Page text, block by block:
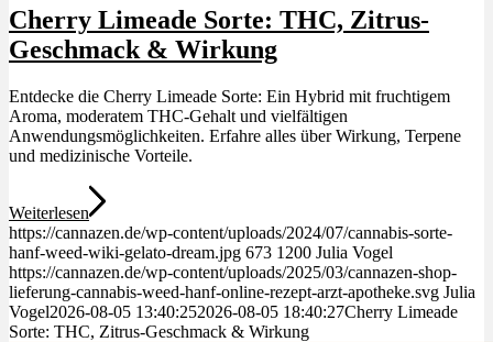
Cherry Limeade Sorte: THC, Zitrus-
Geschmack & Wirkung
Entdecke die Cherry Limeade Sorte: Ein Hybrid mit fruchtigem
Aroma, moderatem THC-Gehalt und vielfältigen
Anwendungsmöglichkeiten. Erfahre alles über Wirkung, Terpene
und medizinische Vorteile.
Weiterlesen
https://cannazen.de/wp-content/uploads/2024/07/cannabis-sorte-
hanf-weed-wiki-gelato-dream.jpg 673 1200 Julia Vogel
https://cannazen.de/wp-content/uploads/2025/03/cannazen-shop-
lieferung-cannabis-weed-hanf-online-rezept-arzt-apotheke.svg Julia
Vogel2026-08-05 13:40:252026-08-05 18:40:27Cherry Limeade
Sorte: THC, Zitrus-Geschmack & Wirkung